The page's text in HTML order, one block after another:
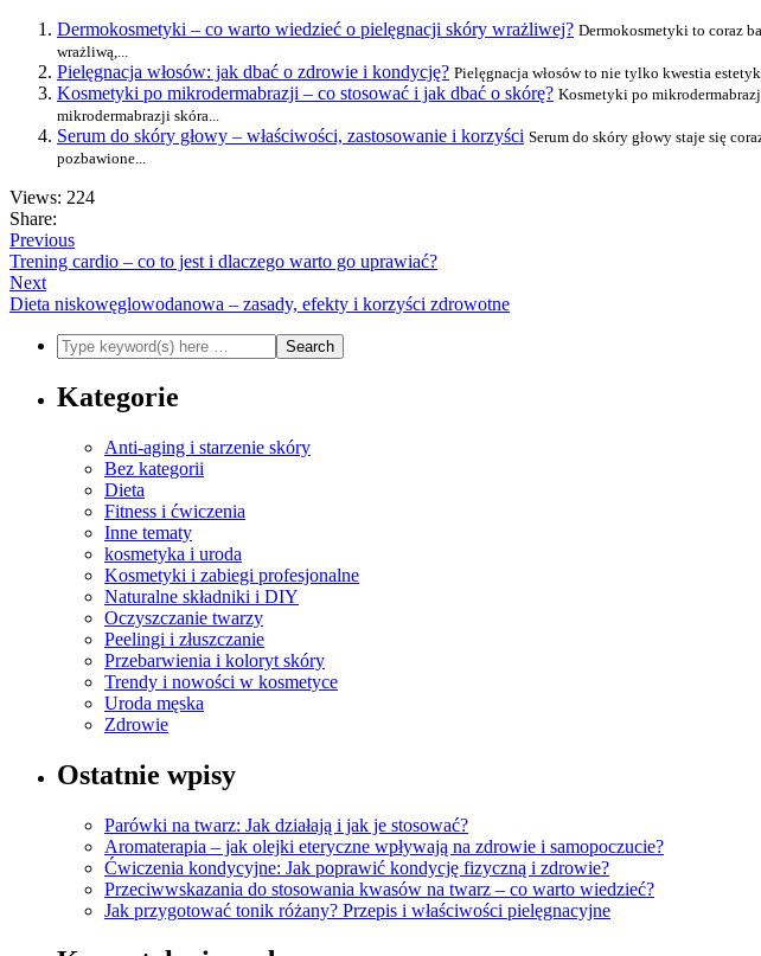
Dermokosmetyki – co warto wiedzieć o pielęgnacji skóry wrażliwej? Dermokosmetyki to coraz
wrażliwą,...
Pielęgnacja włosów: jak dbać o zdrowie i kondycję? Pielęgnacja włosów to nie tylko kwestia
Kosmetyki po mikrodermabrazji – co stosować i jak dbać o skórę? Kosmetyki po
mikrodermabrazji skóra...
Serum do skóry głowy – właściwości, zastosowanie i korzyści Serum do skóry głowy staje się
pozbawione...
Views: 224
Share:
Previous
Trening cardio – co to jest i dlaczego warto go uprawiać?
Next
Dieta niskowęglowodanowa – zasady, efekty i korzyści zdrowotne
Kategorie
Anti-aging i starzenie skóry
Bez kategorii
Dieta
Fitness i ćwiczenia
Inne tematy
kosmetyka i uroda
Kosmetyki i zabiegi profesjonalne
Naturalne składniki i DIY
Oczyszczanie twarzy
Peelingi i złuszczanie
Przebarwienia i koloryt skóry
Trendy i nowości w kosmetyce
Uroda męska
Zdrowie
Ostatnie wpisy
Parówki na twarz: Jak działają i jak je stosować?
Aromaterapia – jak olejki eteryczne wpływają na zdrowie i samopoczucie?
Ćwiczenia kondycyjne: Jak poprawić kondycję fizyczną i zdrowie?
Przeciwwskazania do stosowania kwasów na twarz – co warto wiedzieć?
Jak przygotować tonik różany? Przepis i właściwości pielęgnacyjne